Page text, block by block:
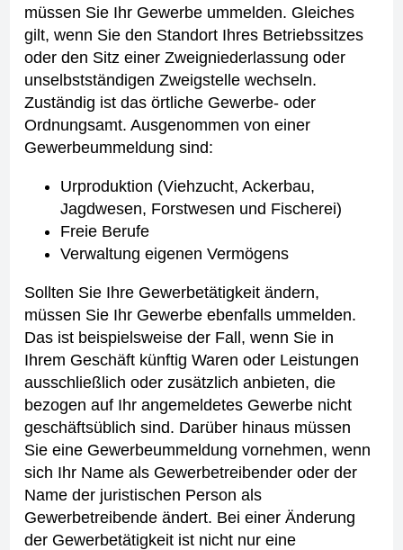
müssen Sie Ihr Gewerbe ummelden. Gleiches
gilt, wenn Sie den Standort Ihres Betriebssitzes
oder den Sitz einer Zweigniederlassung oder
unselbstständigen Zweigstelle wechseln.
Zuständig ist das örtliche Gewerbe- oder
Ordnungsamt. Ausgenommen von einer
Gewerbeummeldung sind:
Urproduktion (Viehzucht, Ackerbau,
Jagdwesen, Forstwesen und Fischerei)
Freie Berufe
Verwaltung eigenen Vermögens
Sollten Sie Ihre Gewerbetätigkeit ändern,
müssen Sie Ihr Gewerbe ebenfalls ummelden.
Das ist beispielsweise der Fall, wenn Sie in
Ihrem Geschäft künftig Waren oder Leistungen
ausschließlich oder zusätzlich anbieten, die
bezogen auf Ihr angemeldetes Gewerbe nicht
geschäftsüblich sind. Darüber hinaus müssen
Sie eine Gewerbeummeldung vornehmen, wenn
sich Ihr Name als Gewerbetreibender oder der
Name der juristischen Person als
Gewerbetreibende ändert. Bei einer Änderung
der Gewerbetätigkeit ist nicht nur eine